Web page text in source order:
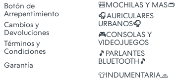
Botón de
Arrepentimiento
Cambios y
Devoluciones
Términos y
Condiciones
Garantía
🎒MOCHILAS Y MAS👝
🎧AURICULARES
URBANOS🎧
🎮CONSOLAS Y
VIDEOJUEGOS
🎵PARLANTES
BLUETOOTH🎵
👕INDUMENTARIA🧢